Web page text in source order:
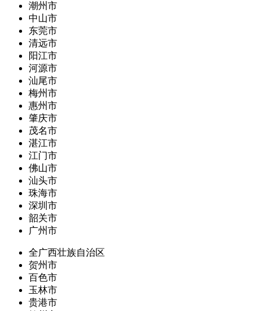
潮州市
中山市
东莞市
清远市
阳江市
河源市
汕尾市
梅州市
惠州市
肇庆市
茂名市
湛江市
江门市
佛山市
汕头市
珠海市
深圳市
韶关市
广州市
全广西壮族自治区
贺州市
百色市
玉林市
贵港市